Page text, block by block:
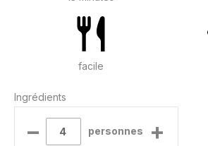
facile
Ingrédients
– personnes +